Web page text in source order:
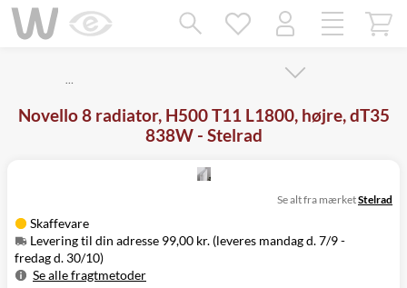
…
Novello 8 radiator, H500 T11 L1800, højre, dT35
838W - Stelrad
Skaffevare
Levering til din adresse 99,00 kr. (leveres mandag d. 7/9 -
fredag d. 30/10)
Se alle fragtmetoder
Se alt fra mærketStelrad
Mangler chatten?
Ret samtykke!